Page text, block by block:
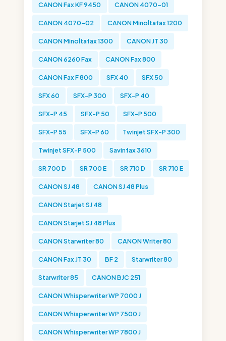
CANON Fax KF 9450 CANON 4070-01
CANON 4070-02 CANON Minoltafax 1200
CANON Minoltafax 1300 CANON JT 30
CANON 6260 Fax CANON Fax 800
CANON Fax F 800 SFX 40 SFX 50
SFX 60 SFX-P 300 SFX-P 40
SFX-P 45 SFX-P 50 SFX-P 500
SFX-P 55 SFX-P 60 Twinjet SFX-P 300
Twinjet SFX-P 500 Savinfax 3610
SR 700 D SR 700 E SR 710 D SR 710 E
CANON SJ 48 CANON SJ 48 Plus
CANON Starjet SJ 48
CANON Starjet SJ 48 Plus
CANON Starwriter 80 CANON Writer 80
CANON Fax JT 30 BF 2 Starwriter 80
Starwriter 85 CANON BJC 251
CANON Whisperwriter WP 7000 J
CANON Whisperwriter WP 7500 J
CANON Whisperwriter WP 7800 J